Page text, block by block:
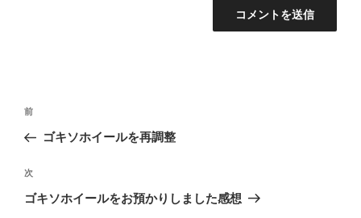
投
ナ
ビ
ゲ
前
の
稿
前
ゴキソホイールを再調整
次
の
次
ゴキソホイールをお預かりしました感想